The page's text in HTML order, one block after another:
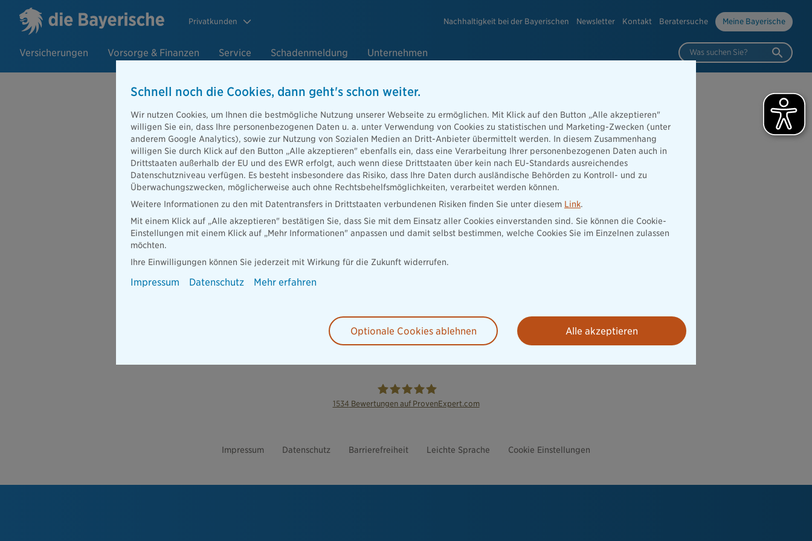
Privatkunden Nachhaltigkeit bei der Bayerischen Newsletter Kontakt Beratersuche Meine Bayerische
Versicherungen Vorsorge & Finanzen Service Schadenmeldung Unternehmen Was suchen Sie?
Beraterportal Karriere Presse Ratgeber Lob & Kritik
1534 Bewertungen auf ProvenExpert.com
Impressum Datenschutz Barrierefreiheit Leichte Sprache Cookie Einstellungen
Schnell noch die Cookies, dann geht's schon weiter.
Wir nutzen Cookies, um Ihnen die bestmögliche Nutzung unserer Webseite zu ermöglichen. Mit Klick auf den Button „Alle akzeptieren"
willigen Sie ein, dass Ihre personenbezogenen Daten u. a. unter Verwendung von Cookies zu statistischen und Marketing-Zwecken (unter
anderem Google Analytics), sowie zur Nutzung von Sozialen Medien an Dritt-Anbieter übermittelt werden. In diesem Zusammenhang
willigen Sie durch Klick auf den Button „Alle akzeptieren" ebenfalls ein, dass eine Verarbeitung Ihrer personenbezogenen Daten auch in
Drittstaaten außerhalb der EU und des EWR erfolgt, auch wenn diese Drittstaaten über kein nach EU-Standards ausreichendes
Datenschutzniveau verfügen. Es besteht insbesondere das Risiko, dass Ihre Daten durch ausländische Behörden zu Kontroll- und zu
Überwachungszwecken, möglicherweise auch ohne Rechtsbehelfsmöglichkeiten, verarbeitet werden können.
Weitere Informationen zu den mit Datentransfers in Drittstaaten verbundenen Risiken finden Sie unter diesem Link.
Mit einem Klick auf „Alle akzeptieren" bestätigen Sie, dass Sie mit dem Einsatz aller Cookies einverstanden sind. Sie können die Cookie-
Einstellungen mit einem Klick auf „Mehr Informationen" anpassen und damit selbst bestimmen, welche Cookies Sie im Einzelnen zulassen
möchten.
Ihre Einwilligungen können Sie jederzeit mit Wirkung für die Zukunft widerrufen.
Impressum Datenschutz Mehr erfahren
Optionale Cookies ablehnen Alle akzeptieren